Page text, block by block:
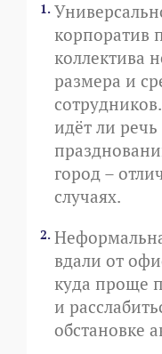
корпоратив
коллектива
размера и
идёт ли
город –
случаях.
вдали от
куда проще
и
обстановке